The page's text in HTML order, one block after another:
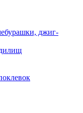
джиг-